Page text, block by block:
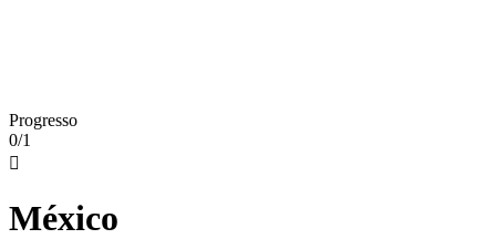
Progresso
0/1

México